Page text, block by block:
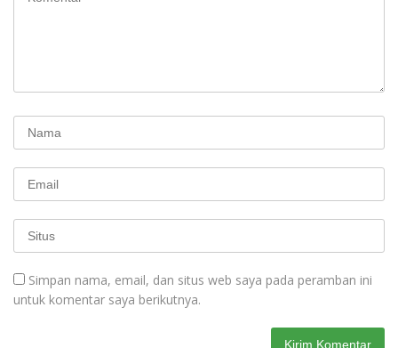
Simpan nama, email, dan situs web saya pada peramban ini
untuk komentar saya berikutnya.